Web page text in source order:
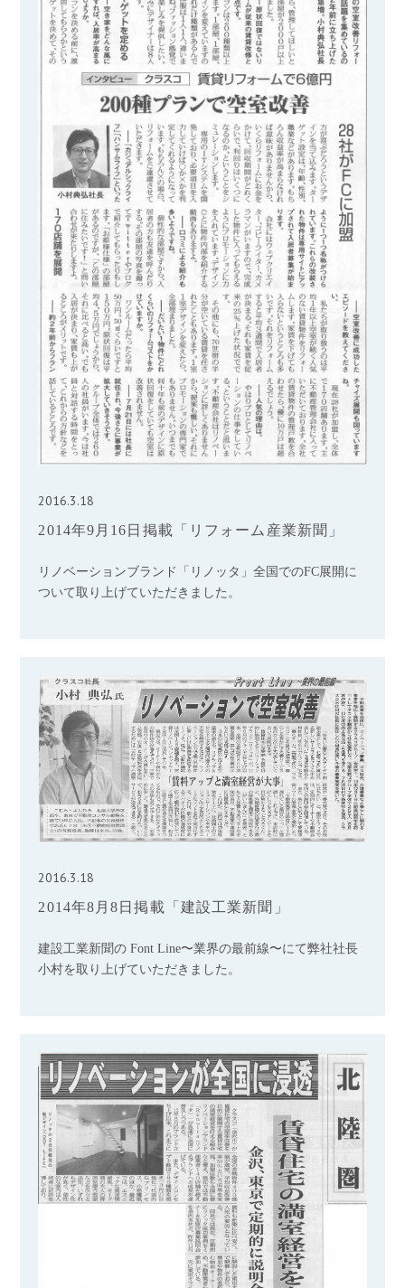
2016.3.18
2014年9月16日掲載「リフォーム産業新聞」
リノベーションブランド「リノッタ」全国でのFC展開に
ついて取り上げていただきました。
2016.3.18
2014年8月8日掲載「建設工業新聞」
建設工業新聞の Font Line〜業界の最前線〜にて弊社社長
小村を取り上げていただきました。